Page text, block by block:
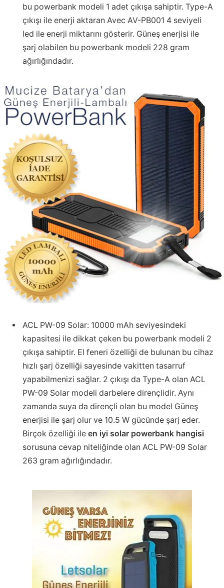
bu powerbank modeli 1 adet çıkışa sahiptir. Type-A
çıkışı ile enerji aktaran Avec AV-PB001 4 seviyeli
led ile enerji miktarını gösterir. Güneş enerjisi ile
şarj olabilen bu powerbank modeli 228 gram
ağırlığındadır.
ACL PW-09 Solar: 10000 mAh seviyesindeki
kapasitesi ile dikkat çeken bu powerbank modeli 2
çıkışa sahiptir. El feneri özelliği de bulunan bu cihaz
hızlı şarj özelliği sayesinde vakitten tasarruf
yapabilmenizi sağlar. 2 çıkışı da Type-A olan ACL
PW-09 Solar modeli darbelere dirençlidir. Aynı
zamanda suya da dirençli olan bu model Güneş
enerjisi ile şarj olur ve 10.5 W gücünde şarj eder.
Birçok özelliği ile en iyi solar powerbank hangisi
sorusuna cevap niteliğinde olan ACL PW-09 Solar
263 gram ağırlığındadır.